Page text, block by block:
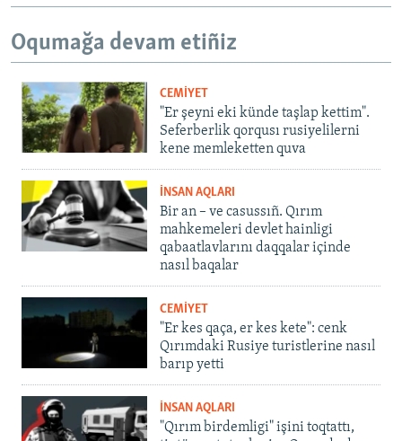
Oqumağa devam etiñiz
CEMİYET
"Er şeyni eki künde taşlap kettim".
Seferberlik qorqusı rusiyelilerni
kene memleketten quva
İNSAN AQLARI
Bir an – ve casussıñ. Qırım
mahkemeleri devlet hainligi
qabaatlavlarını daqqalar içinde
nasıl baqalar
CEMİYET
"Er kes qaça, er kes kete": cenk
Qırımdaki Rusiye turistlerine nasıl
barıp yetti
İNSAN AQLARI
"Qırım birdemligi" işini toqtattı,